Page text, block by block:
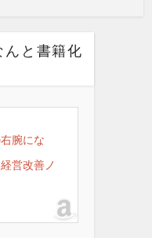
と書籍化
腕にな
営改善ノ